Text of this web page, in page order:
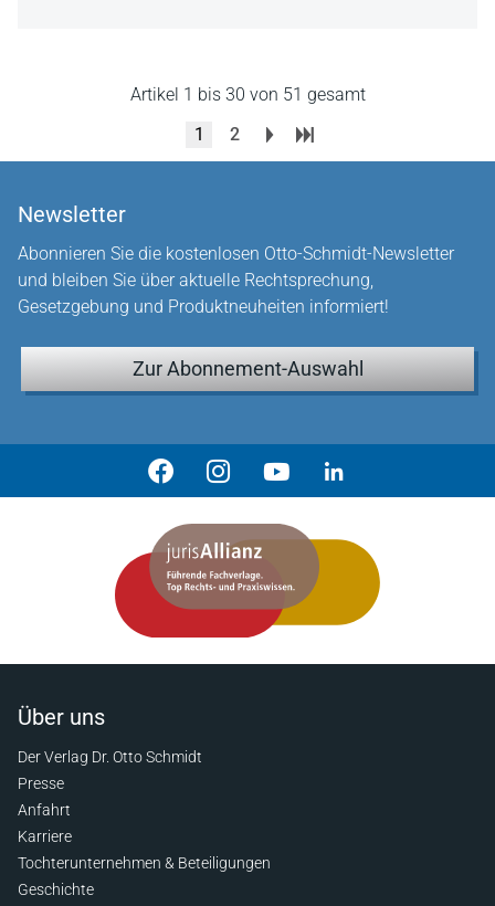
Artikel 1 bis 30 von 51 gesamt
1
2
Newsletter
Abonnieren Sie die kostenlosen Otto-Schmidt-Newsletter
und bleiben Sie über aktuelle Rechtsprechung,
Gesetzgebung und Produktneuheiten informiert!
Zur Abonnement-Auswahl
Über uns
Der Verlag Dr. Otto Schmidt
Presse
Anfahrt
Karriere
Tochterunternehmen & Beteiligungen
Geschichte